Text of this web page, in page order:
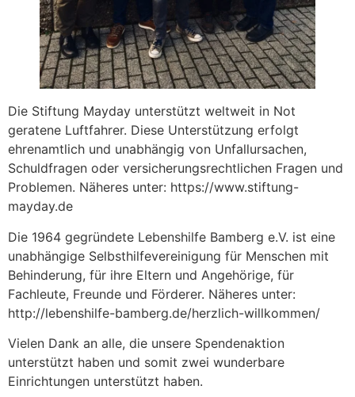
Die Stiftung Mayday unterstützt weltweit in Not
geratene Luftfahrer. Diese Unterstützung erfolgt
ehrenamtlich und unabhängig von Unfallursachen,
Schuldfragen oder versicherungsrechtlichen Fragen und
Problemen. Näheres unter: https://www.stiftung-
mayday.de
Die 1964 gegründete Lebenshilfe Bamberg e.V. ist eine
unabhängige Selbsthilfevereinigung für Menschen mit
Behinderung, für ihre Eltern und Angehörige, für
Fachleute, Freunde und Förderer. Näheres unter:
http://lebenshilfe-bamberg.de/herzlich-willkommen/
Vielen Dank an alle, die unsere Spendenaktion
unterstützt haben und somit zwei wunderbare
Einrichtungen unterstützt haben.